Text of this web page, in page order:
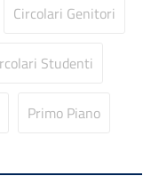
Circolari Genitori
Studenti
Primo Piano